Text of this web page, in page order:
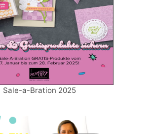
Sale-a-Bration 2025